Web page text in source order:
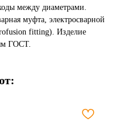
между диаметрами.
муфта, электросварной
fitting). Изделие
ГОСТ.